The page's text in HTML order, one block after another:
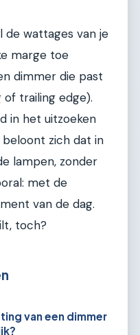
de wattages van je
marge toe
dimmer die past
trailing edge).
in het uitzoeken
beloont zich dat in
lampen, zonder
met de
van de dag.
toch?
van een dimmer